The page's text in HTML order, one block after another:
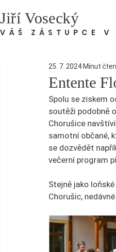
Jiří Vosecký
VÁŠ ZÁSTUPCE V
Entente
25. 7. 2024 Minut
Spolu se ziskem
soutěži podobně
Chorušice
samotní občané,
se dozvědět
večerní program
Stejně jako
Chorušic,